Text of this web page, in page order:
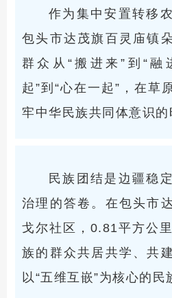
作为集中安置转移
包头市达茂旗百灵庙镇
群众从“搬进来”到“融
起”到“心在一起”，在草
牢中华民族共同体意识的
民族团结是边疆稳
治理的答卷。在包头市
戈尔社区，0.81平方公
族的群众共居共学、共
以“五维互嵌”为核心的民